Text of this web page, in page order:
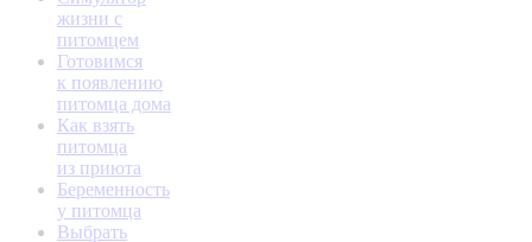
жизни с
питомцем
Готовимся
к появлению
питомца дома
Как взять
питомца
из приюта
Беременность
у питомца
Выбрать